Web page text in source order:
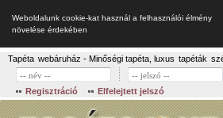
Weboldalunk cookie-kat használ a felhasználói élmény
növelése érdekében
Tapéta webáruház - Minőségi tapéta, luxus tapéták
Regisztráció Elfelejtett jelszó